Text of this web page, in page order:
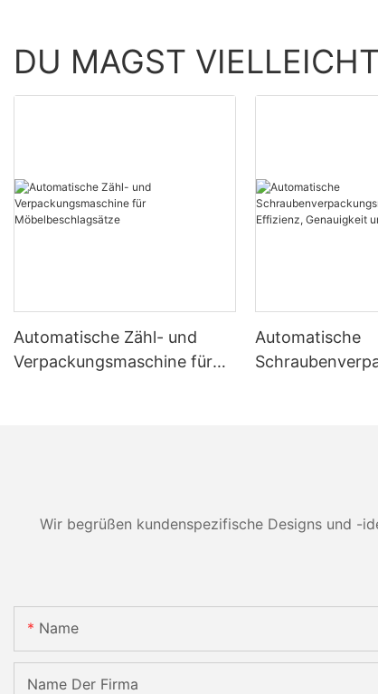
DU MAGST VIELLEICHT
Automatische Zähl- und
Verpackungsmaschine für
Automatische
Wir begrüßen kundenspezifische Designs und -
Name
Name Der Firma